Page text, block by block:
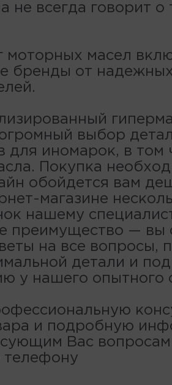
не всегда говорит
моторных масел
бренды от
выбор
для иномарок, в том
Покупка
обойдется вам
магазине
нашему
преимущество — вы
на все вопросы,
детали и
у нашего опытного
и подробную
Вас
телефону